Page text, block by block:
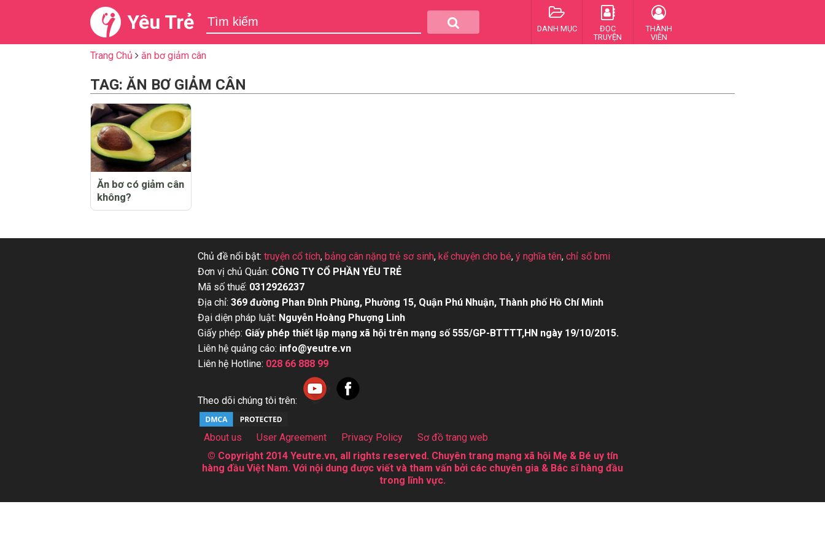
Yêu Trẻ DANH MỤC
ĐỌC
TRUYỆN
THÀNH
VIÊN
Trang Chủ ăn bơ giảm cân
TAG: ĂN BƠ GIẢM CÂN
Ăn bơ có giảm cân
không?
Chủ đề nổi bật: truyện cổ tích, bảng cân nặng trẻ sơ sinh, kể chuyện cho bé, ý nghĩa tên, chỉ số bmi
Đơn vị chủ Quản: CÔNG TY CỔ PHẦN YÊU TRẺ
Mã số thuế: 0312926237
Địa chỉ: 369 đường Phan Đình Phùng, Phường 15, Quận Phú Nhuận, Thành phố Hồ Chí Minh
Đại diện pháp luật: Nguyễn Hoàng Phượng Linh
Giấy phép: Giấy phép thiết lập mạng xã hội trên mạng số 555/GP-BTTTT,HN ngày 19/10/2015.
Liên hệ quảng cáo: info@yeutre.vn
Liên hệ Hotline: 028 66 888 99
Theo dõi chúng tôi trên:
About us User Agreement Privacy Policy
Sơ đồ trang web
© Copyright 2014 Yeutre.vn, all rights reserved. Chuyên trang mạng xã hội Mẹ & Bé uy tín
hàng đầu Việt Nam. Với nội dung được viết và tham vấn bởi các chuyên gia & Bác sĩ hàng đầu
trong lĩnh vực.